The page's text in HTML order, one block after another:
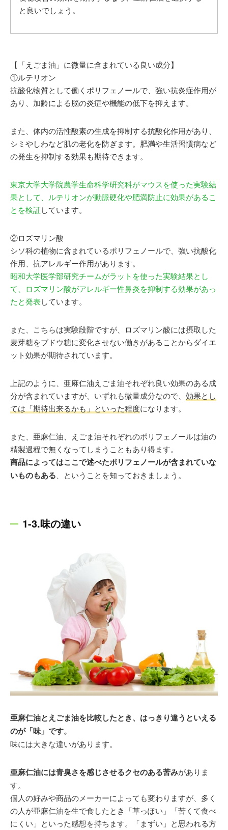
と良いでしょう。
【「えごま油」に微量に含まれている良い成分】
①ルテリオン
抗酸化物質として働くポリフェノールで、強い抗炎症作用が
あり、加齢による脳の炎症や機能の低下を抑えます。
また、体内の活性酸素の生成を抑制する抗酸化作用があり、
シミやしわなど肌の老化を防ぎます。肥満や生活習慣病など
の発生を抑制する効果も期待できます。
東京大学大学院農学生命科学研究科がマウスを使った実験結
果として、ルテリオンが動脈硬化や肥満防止に効果があるこ
とを検証しています。
②ロズマリン酸
シソ科の植物に含まれているポリフェノールで、強い抗酸化
作用、抗アレルギー作用があります。
昭和大学医学部研究チームがラットを使った実験結果とし
て、ロズマリン酸がアレルギー性鼻炎を抑制する効果があっ
たと発表しています。
また、こちらは実験段階ですが、ロズマリン酸には摂取した
麦芽糖をブドウ糖に変化させない働きがあることからダイエ
ット効果が期待されています。
上記のように、亜麻仁油えごま油それぞれ良い効果のある成
分が含まれていますが、いずれも微量成分なので、 効果とし
ては「期待出来るかも」といった程度になります。
また、亜麻仁油、えごま油それぞれのポリフェノールは油の
精製過程で無くなってしまうこともあり得ます。
商品によってはここで述べたポリフェノールが含まれていな
いものもある、ということを知っておきましょう。
1-3.味の違い
亜麻仁油とえごま油を比較したとき、はっきり違うといえる
のが「味」です。
味には大きな違いがあります。
亜麻仁油には青臭さを感じさせるクセのある苦みがありま
す。
個人の好みや商品のメーカーによっても変わりますが、多く
の人が亜麻仁油を生で食したとき「草っぽい」「苦くて食べ
にくい」といった感想を持ちます。「まずい」と思われる方